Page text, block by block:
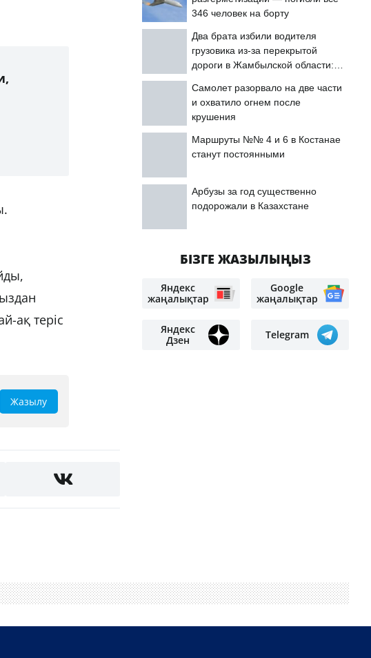
ақ теріс
Жазылу
346 человек на борту
Два брата избили водителя
грузовика из-за перекрытой
дороги в Жамбылской области:
Самолет разорвало на две части
и охватило огнем после
крушения
Маршруты №№ 4 и 6 в Костанае
станут постоянными
Арбузы за год существенно
подорожали в Казахстане
БІЗГЕ ЖАЗЫЛЫҢЫЗ
Яндекс
жаңалықтар
Google
жаңалықтар
Яндекс
Дзен
Telegram